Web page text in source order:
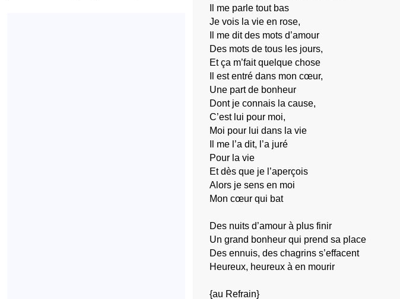
Il me parle tout bas
Je vois la vie en rose,
Il me dit des mots d’amour
Des mots de tous les jours,
Et ça m’fait quelque chose
Il est entré dans mon cœur,
Une part de bonheur
Dont je connais la cause,
C’est lui pour moi,
Moi pour lui dans la vie
Il me l’a dit, l’a juré
Pour la vie
Et dès que je l’aperçois
Alors je sens en moi
Mon cœur qui bat
Des nuits d’amour à plus finir
Un grand bonheur qui prend sa place
Des ennuis, des chagrins s’effacent
Heureux, heureux à en mourir
{au Refrain}